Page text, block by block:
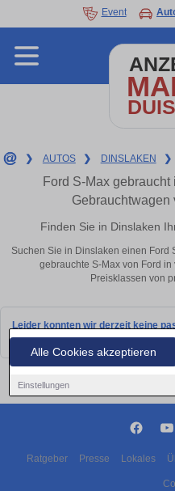
Alle Cookies akzeptieren
Einstellungen
Event
❯ AUTOS ❯ DINSLAKEN ❯
Ford S-Max
Gebrauchtwagen
Finden Sie in Dinslaken
Suchen Sie in Dinslaken einen Ford
gebrauchte S-Max von Ford
Preisklassen von
Leider konnten wir derzeit keine
bald wieder vorbei!
Ratgeber Presse Lokales